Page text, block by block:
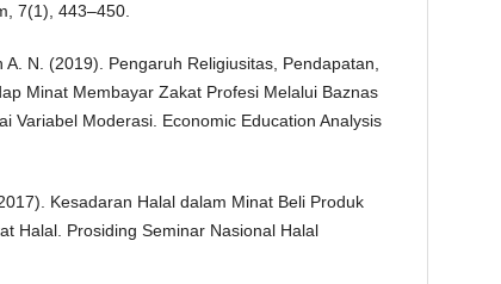
7(1), 443–450.
A. N. (2019). Pengaruh Religiusitas, Pendapatan,
Minat Membayar Zakat Profesi Melalui Baznas
Variabel Moderasi. Economic Education Analysis
Kesadaran Halal dalam Minat Beli Produk
Halal. Prosiding Seminar Nasional Halal